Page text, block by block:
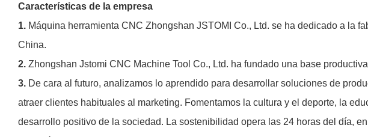
Características de la empresa
1. Máquina herramienta CNC Zhongshan JSTOMI Co., Ltd. se ha dedicado a la
China.
2. Zhongshan Jstomi CNC Machine Tool Co., Ltd. ha fundado una base
3. De cara al futuro, analizamos lo aprendido para desarrollar soluciones de
atraer clientes habituales al marketing. Fomentamos la cultura y el deporte, la
desarrollo positivo de la sociedad. La sostenibilidad opera las 24 horas del día,